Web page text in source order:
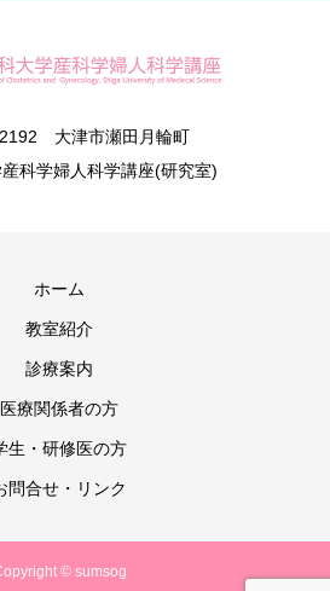
大津市瀬田月輪町
科学婦人科学講座(研究室)
ホーム
教室紹介
診療案内
医療関係者の方
生・研修医の方
問合せ・リンク
© sumsog